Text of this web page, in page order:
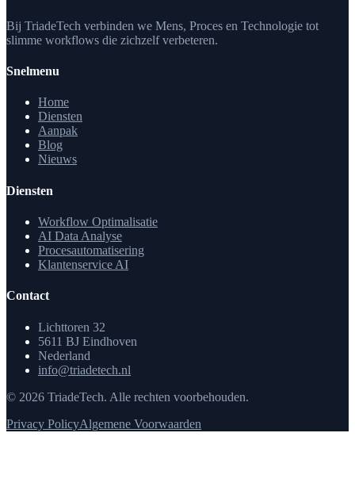
Bij TriadeTech verbinden we Mens, Proces en Technologie tot
slimme workflows die zichzelf verbeteren.
Snelmenu
Home
Diensten
Aanpak
Blog
Nieuws
Diensten
Workflow Optimalisatie
AI Data Analyse
Procesautomatisering
Klantenservice AI
Contact
Lichttoren 32
5611 BJ Eindhoven
Nederland
info@triadetech.nl
© 2026 TriadeTech. Alle rechten voorbehouden.
Privacy PolicyAlgemene Voorwaarden